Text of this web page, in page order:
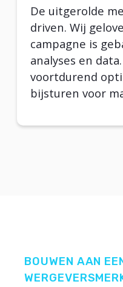
De uitgerolde
driven. Wij
campagne is
analyses en
voortdurend
bijsturen voor
BOUWEN AAN